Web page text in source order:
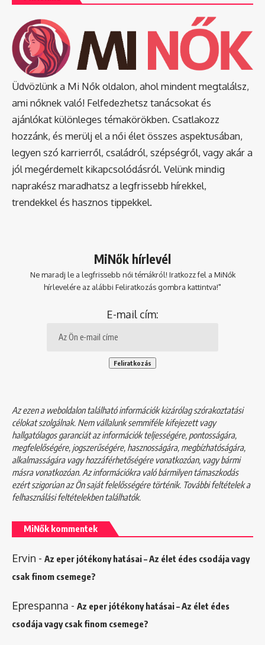
Üdvözlünk a Mi Nők oldalon, ahol mindent megtalálsz,
ami nőknek való! Felfedezhetsz tanácsokat és
ajánlókat különleges témakörökben. Csatlakozz
hozzánk, és merülj el a női élet összes aspektusában,
legyen szó karrierről, családról, szépségről, vagy akár a
jól megérdemelt kikapcsolódásról. Velünk mindig
naprakész maradhatsz a legfrissebb hírekkel,
trendekkel és hasznos tippekkel.
MiNők hírlevél
Ne maradj le a legfrissebb női témákról! Iratkozz fel a MiNők
hírlevelére az alábbi Feliratkozás gombra kattintva!"
E-mail cím:
Az ezen a weboldalon található információk kizárólag szórakoztatási
célokat szolgálnak. Nem vállalunk semmiféle kifejezett vagy
hallgatólagos garanciát az információk teljességére, pontosságára,
megfelelőségére, jogszerűségére, hasznosságára, megbízhatóságára,
alkalmasságára vagy hozzáférhetőségére vonatkozóan, vagy bármi
másra vonatkozóan. Az információkra való bármilyen támaszkodás
ezért szigorúan az Ön saját felelősségére történik. További feltételek a
felhasználási feltételekbentalálhatók.
MiNők kommentek
Ervin - Az eper jótékony hatásai – Az élet édes csodája vagy
csak finom csemege?
Eprespanna - Az eper jótékony hatásai – Az élet édes
csodája vagy csak finom csemege?